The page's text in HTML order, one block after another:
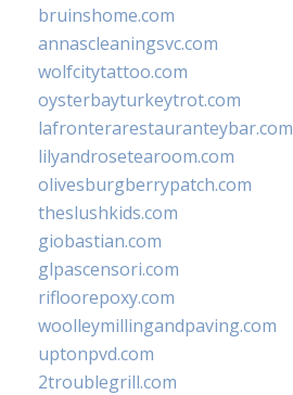
bruinshome.com
annascleaningsvc.com
wolfcitytattoo.com
oysterbayturkeytrot.com
lafronterarestauranteybar.com
lilyandrosetearoom.com
olivesburgberrypatch.com
theslushkids.com
giobastian.com
glpascensori.com
rifloorepoxy.com
woolleymillingandpaving.com
uptonpvd.com
2troublegrill.com